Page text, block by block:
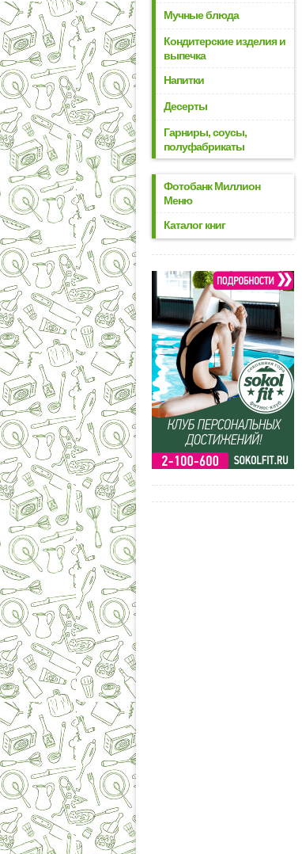
Мучные блюда
Кондитерские изделия и
выпечка
Напитки
Десерты
Гарниры, соусы,
полуфабрикаты
Фотобанк Миллион
Меню
Каталог книг